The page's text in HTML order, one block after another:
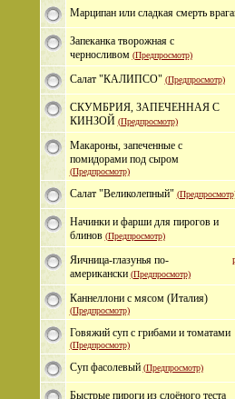
Марципан или сладкая смерть
Запеканка творожная с
черносливом (Предпросмотр)
Салат "КАЛИПСО" (Предпросмотр)
СКУМБРИЯ, ЗАПЕЧЕННАЯ С
КИНЗОЙ (Предпросмотр)
Макароны, запеченные с
помидорами под сыром
(Предпросмотр)
Салат "Великолепный"
Начинки и фарши для пирогов и
блинов (Предпросмотр)
Яичница-глазунья по-
американски (Предпросмотр)
Каннеллони с мясом (Италия)
(Предпросмотр)
Говяжий суп с грибами и томатами
(Предпросмотр)
Суп фасолевый (Предпросмотр)
Быстрые пироги из слоёного теста